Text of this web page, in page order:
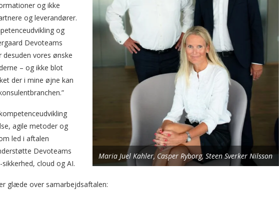
Maria Juel Kahler, Casper Ryborg, Steen Sverker Nilsson
og ikke
og leverandører.
og
Devoteams
vores ønske
– og ikke blot
der i mine øjne kan
agile metoder og
led i aftalen
Devoteams
cloud og AI.
glæde over samarbejdsaftalen: